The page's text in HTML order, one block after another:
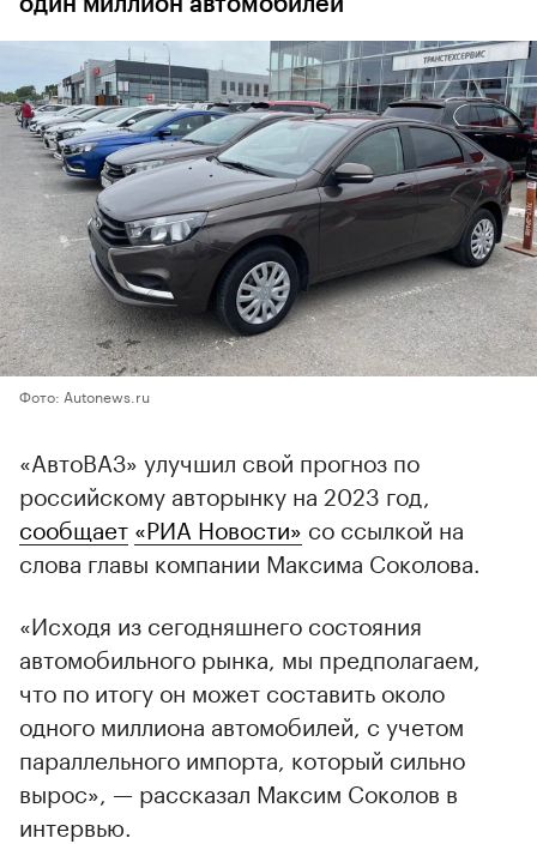
один миллион автомобилей
Фото: Autonews.ru
«АвтоВАЗ» улучшил свой прогноз по
российскому авторынку на 2023 год,
сообщает «РИА Новости» со ссылкой на
слова главы компании Максима Соколова.
«Исходя из сегодняшнего состояния
автомобильного рынка, мы предполагаем,
что по итогу он может составить около
одного миллиона автомобилей, c учетом
параллельного импорта, который сильно
вырос», — рассказал Максим Соколов в
интервью.